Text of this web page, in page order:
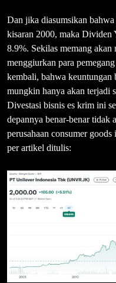
Dan jika diasumsikan
kisaran 2000, maka
8.9%. Sekilas memang
menggiurkan para
kembali, bahwa keuntungan
mungkin hanya akan terjadi
Divestasi bisnis es krim ini
depannya benar-benar tidak
perusahaan consumer
per artikel ditulis: